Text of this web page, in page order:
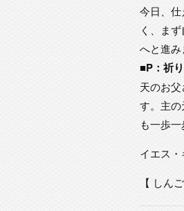
今日、
く、ま
へと進み
■P：祈り
天のお
す。主
も一歩
イエス
【 しんご